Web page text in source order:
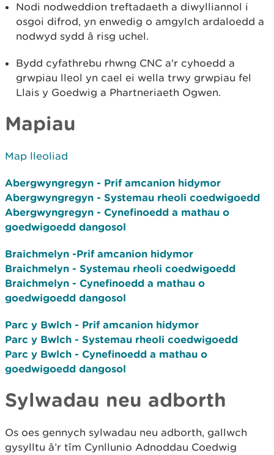
Nodi nodweddion treftadaeth a diwylliannol i
osgoi difrod, yn enwedig o amgylch ardaloedd a
nodwyd sydd â risg uchel.
Bydd cyfathrebu rhwng CNC a'r cyhoedd a
grwpiau lleol yn cael ei wella trwy grwpiau fel
Llais y Goedwig a Phartneriaeth Ogwen.
Mapiau
Map lleoliad
Abergwyngregyn - Prif amcanion hidymor
Abergwyngregyn - Systemau rheoli coedwigoedd
Abergwyngregyn - Cynefinoedd a mathau o
goedwigoedd dangosol
Braichmelyn -Prif amcanion hidymor
Braichmelyn - Systemau rheoli coedwigoedd
Braichmelyn - Cynefinoedd a mathau o
goedwigoedd dangosol
Parc y Bwlch - Prif amcanion hidymor
Parc y Bwlch - Systemau rheoli coedwigoedd
Parc y Bwlch - Cynefinoedd a mathau o
goedwigoedd dangosol
Sylwadau neu adborth
Os oes gennych sylwadau neu adborth, gallwch
gysylltu â’r tîm Cynllunio Adnoddau Coedwig